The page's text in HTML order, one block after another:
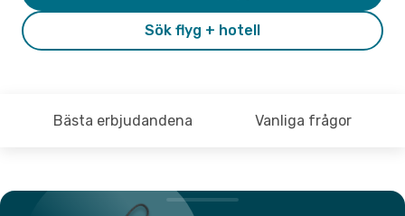
Sök flyg + hotell
Bästa erbjudandena Vanliga frågor